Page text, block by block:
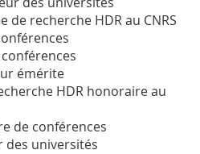
de recherche HDR au CNRS
émérite
HDR honoraire au
de conférences
des universités